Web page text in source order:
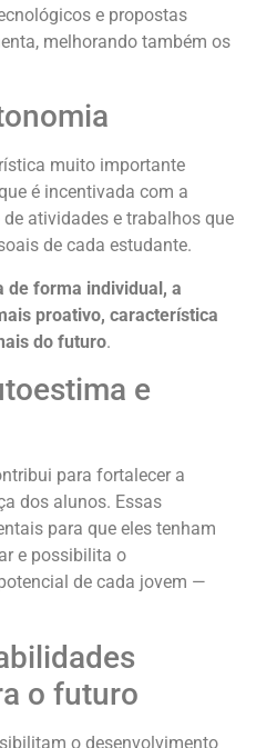
e propostas
melhorando também os
muito importante
é incentivada com a
atividades e trabalhos que
de cada estudante.
de forma individual, a
proativo, característica
do futuro.
e
para fortalecer a
dos alunos. Essas
para que eles tenham
e possibilita o
de cada jovem —
o futuro
o desenvolvimento